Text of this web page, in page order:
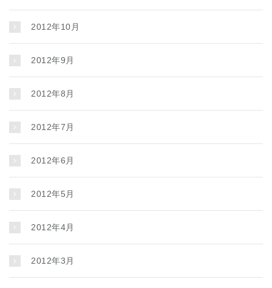
2012年10月
2012年9月
2012年8月
2012年7月
2012年6月
2012年5月
2012年4月
2012年3月